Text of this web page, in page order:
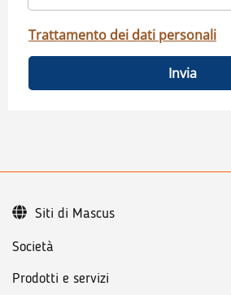
Trattamento dei dati personali
Invia
Società
Prodotti e servizi
Siti di Mascus